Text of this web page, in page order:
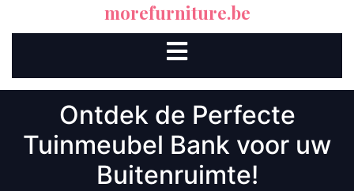
morefurniture.be
Open
Button
Ontdek de Perfecte
Tuinmeubel Bank voor uw
Buitenruimte!